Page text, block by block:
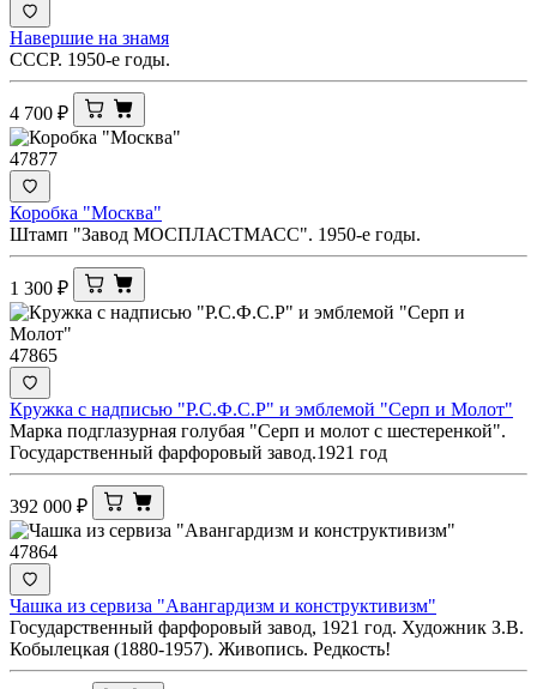
Навершие на знамя
СССР. 1950-е годы.
4 700 ₽
47877
Коробка "Москва"
Штамп "Завод МОСПЛАСТМАСС". 1950-е годы.
1 300 ₽
47865
Кружка с надписью "Р.С.Ф.С.Р" и эмблемой "Серп и Молот"
Марка подглазурная голубая "Серп и молот с шестеренкой".
Государственный фарфоровый завод.1921 год
392 000 ₽
47864
Чашка из сервиза "Авангардизм и конструктивизм"
Государственный фарфоровый завод, 1921 год. Художник З.В.
Кобылецкая (1880-1957). Живопись. Редкость!